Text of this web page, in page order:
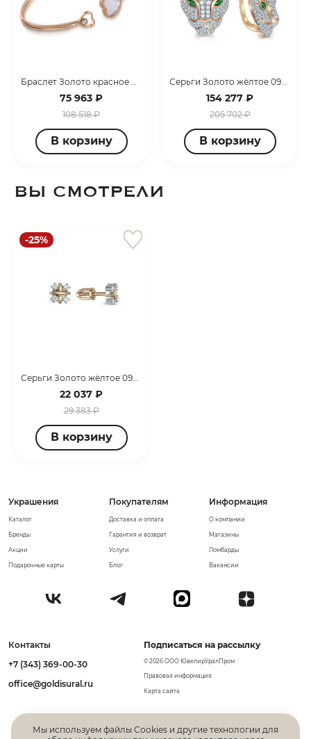
Браслет Золото красное 099070_09_01_000_2848
75 963 ₽
108 518 ₽
В корзину
Серьги Золото жёлтое 099108_02_03_005_3129
154 277 ₽
205 702 ₽
В корзину
ВЫ СМОТРЕЛИ
-25%
Серьги Золото жёлтое 097451_07_03_005_0004
22 037 ₽
29 383 ₽
В корзину
Информация
О компании
Магазины
Ломбарды
Вакансии
Украшения
Каталог
Бренды
Акции
Подарочные карты
Покупателям
Доставка и оплата
Гарантия и возврат
Услуги
Блог
Контакты
+7 (343) 369-00-30
office@goldisural.ru
Подписаться на рассылку
© 2026 ООО ЮвелирУралПром
Правовая информация
Карта сайта
Мы используем файлы Cookies и другие технологии для